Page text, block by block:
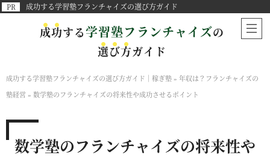
成功する学習塾フランチャイズの選び方ガイド
成功する学習塾フランチャイズの
選び方ガイド
成功する学習塾フランチャイズの選び方ガイド｜稼ぎ塾 » 年収は？フランチャイズの
塾経営 » 数学塾のフランチャイズの将来性や成功させるポイント
数学塾のフランチャイズの将来性や